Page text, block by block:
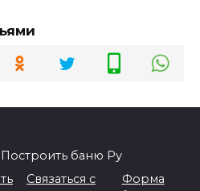
Построить баню Ру
Связаться с
Форма